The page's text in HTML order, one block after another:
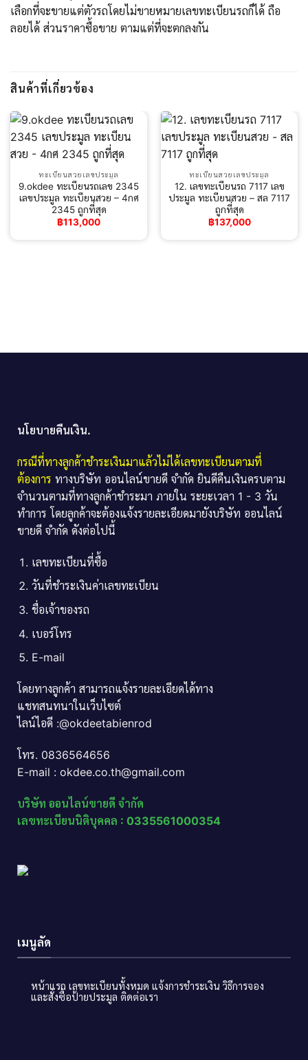
เลือกที่จะขายแต่ตัวรถโดยไม่ขายหมายเลขทะเบียนรถก็ได้ ถือ
ลอยได้ ส่วนราคาซื้อขาย ตามแต่ที่จะตกลงกัน
สินค้าที่เกี่ยวข้อง
ทะเบียนสวยเลขประมูล
9.okdee ทะเบียนรถเลข 2345
เลขประมูล ทะเบียนสวย – 4กศ
2345 ถูกที่สุด
฿113,000
ทะเบียนสวยเลขประมูล
12. เลขทะเบียนรถ 7117 เลข
ประมูล ทะเบียนสวย – สล 7117
ถูกที่สุด
฿137,000
นโยบายคืนเงิน.
กรณีที่ทางลูกค้าชำระเงินมาแล้วไม่ได้เลขทะเบียนตามที่
ต้องการ ทางบริษัท ออนไลน์ขายดี จำกัด ยินดีคืนเงินครบตาม
จำนวนตามที่ทางลูกค้าชำระมา ภายใน ระยะเวลา 1 - 3 วัน
ทำการ โดยลูกค้าจะต้องแจ้งรายละเอียดมายังบริษัท ออนไลน์
ขายดี จำกัด ดังต่อไปนี้
เลขทะเบียนที่ซื้อ
วันที่ชำระเงินค่าเลขทะเบียน
ชื่อเจ้าของรถ
เบอร์โทร
E-mail
โดยทางลูกค้า สามารถแจ้งรายละเอียดได้ทาง
แชทสนทนาในเว็บไซต์
ไลน์ไอดี :@okdeetabienrod
โทร. 0836564656
E-mail : okdee.co.th@gmail.com
บริษัท ออนไลน์ขายดี จำกัด
เลขทะเบียนนิติบุคคล : 0335561000354
เมนูลัด
หน้าแรก เลขทะเบียนทั้งหมด แจ้งการชำระเงิน วิธีการจอง
และสั่งซื้อป้ายประมูล ติดต่อเรา